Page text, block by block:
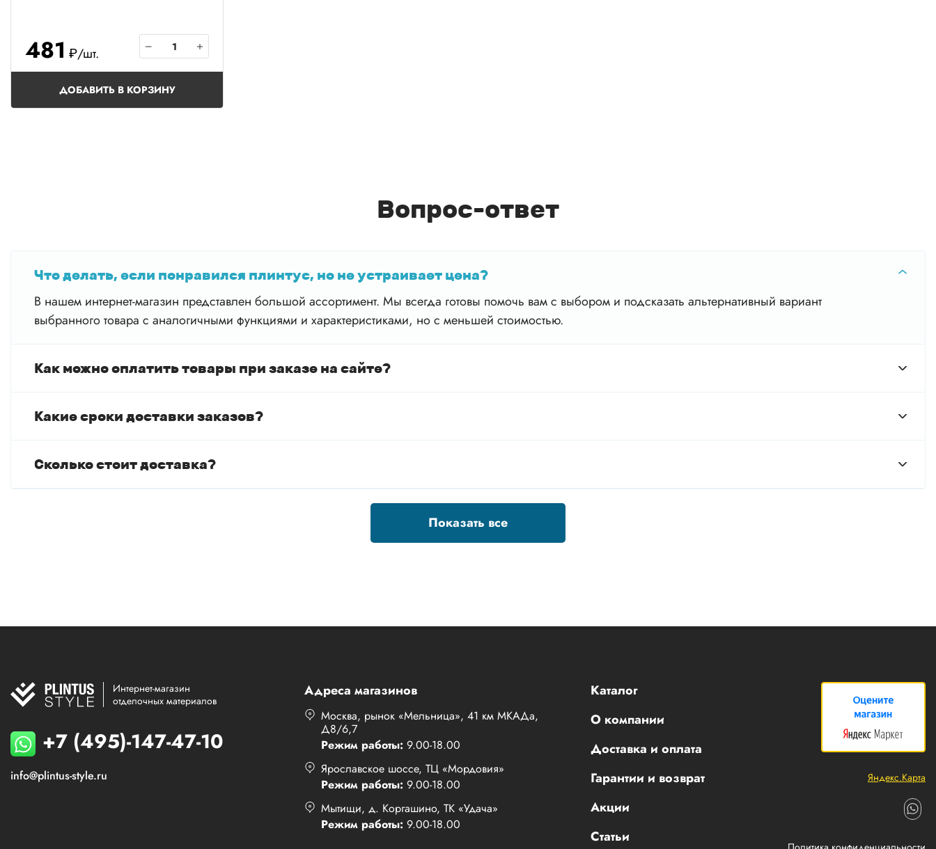
481 ₽/шт.
ДОБАВИТЬ В КОРЗИНУ
Вопрос-ответ
Что делать, если понравился плинтус, но не устраивает цена?
В нашем интернет-магазин представлен большой ассортимент. Мы всегда готовы помочь вам с выбором и подсказать альтернативный вариант
выбранного товара с аналогичными функциями и характеристиками, но с меньшей стоимостью.
Как можно оплатить товары при заказе на сайте?
Какие сроки доставки заказов?
Сколько стоит доставка?
Показать все
Интернет-магазин
отделочных материалов
+7 (495)-147-47-10
info@plintus-style.ru
Адреса магазинов
Москва, рынок «Мельница», 41 км МКАДа,
Д8/6,7
Режим работы: 9.00-18.00
Ярославское шоссе, ТЦ «Мордовия»
Режим работы: 9.00-18.00
Мытищи, д. Коргашино, ТК «Удача»
Режим работы: 9.00-18.00
Каталог
О компании
Доставка и оплата
Гарантии и возврат
Акции
Статьи
Яндекс.Карта